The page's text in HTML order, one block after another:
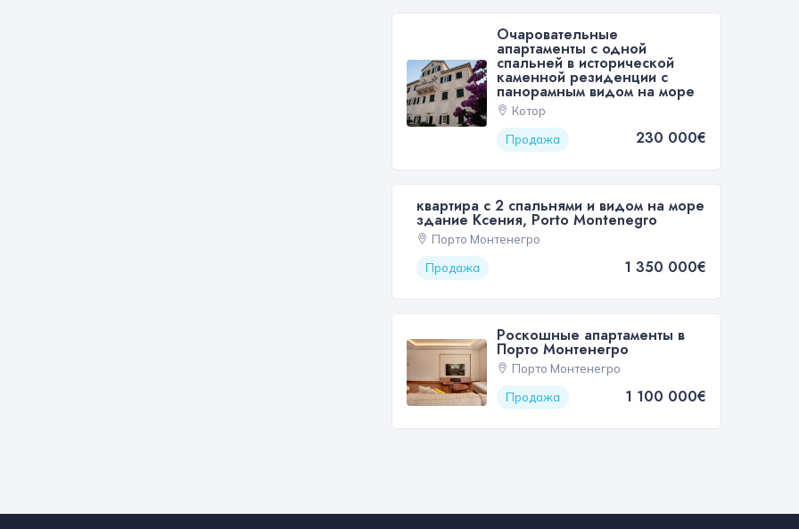
Очаровательные
апартаменты с одной
спальней в исторической
каменной резиденции с
панорамным видом на море
Котор
Продажа
230 000€
квартира с 2 спальнями и видом на море
здание Ксения, Porto Montenegro
Порто Монтенегро
Продажа
1 350 000€
Роскошные апартаменты в
Порто Монтенегро
Порто Монтенегро
Продажа
1 100 000€